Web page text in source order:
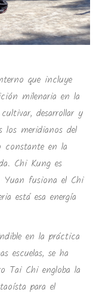
que incluye
milenaria en la
desarrollar y
meridianos del
constante en la
Chi Kung es
Yuan fusiona el Chi
está esa energía
en la práctica
escuelas, se ha
Tai Chi engloba la
para el